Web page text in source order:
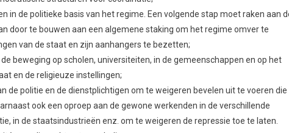
ze;
Voor een leefbaar loon zonder verschil in beloning tussen
de prijzen gecontroleerd worden door democratisch
worden aan prijsstijgingen. Beëindig de armoede door de elite te
en het onderwijs volledig te financieren, voor pensioenen en mensen
behoeften en gebruik van middelen en rijkdom om een einde te maken
basis om een einde te maken aan de uitbuiting van de natuur die leidt tot
georganiseerde en geplande economie en landbouw kan kleine boeren